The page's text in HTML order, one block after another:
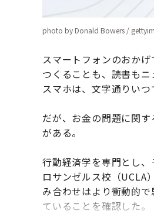
photo by Donald Bowers /
スマートフォンのおか
つくることも、読書も
スマホは、文字通りい
だが、お金の問題に関
がある。
行動経済学を専門とし
ロサンゼルス校（UCLA
み合わせはより衝動的
ていることを確認した。